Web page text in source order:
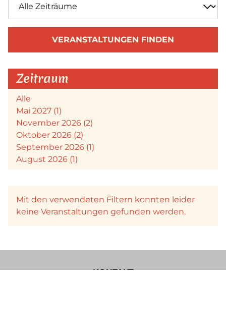
VERANSTALTUNGEN FINDEN
Zeitraum
Alle
Mai 2027 (1)
November 2026 (2)
Oktober 2026 (2)
September 2026 (1)
August 2026 (1)
Mit den verwendeten Filtern konnten leider
keine Veranstaltungen gefunden werden.
KONTAKT